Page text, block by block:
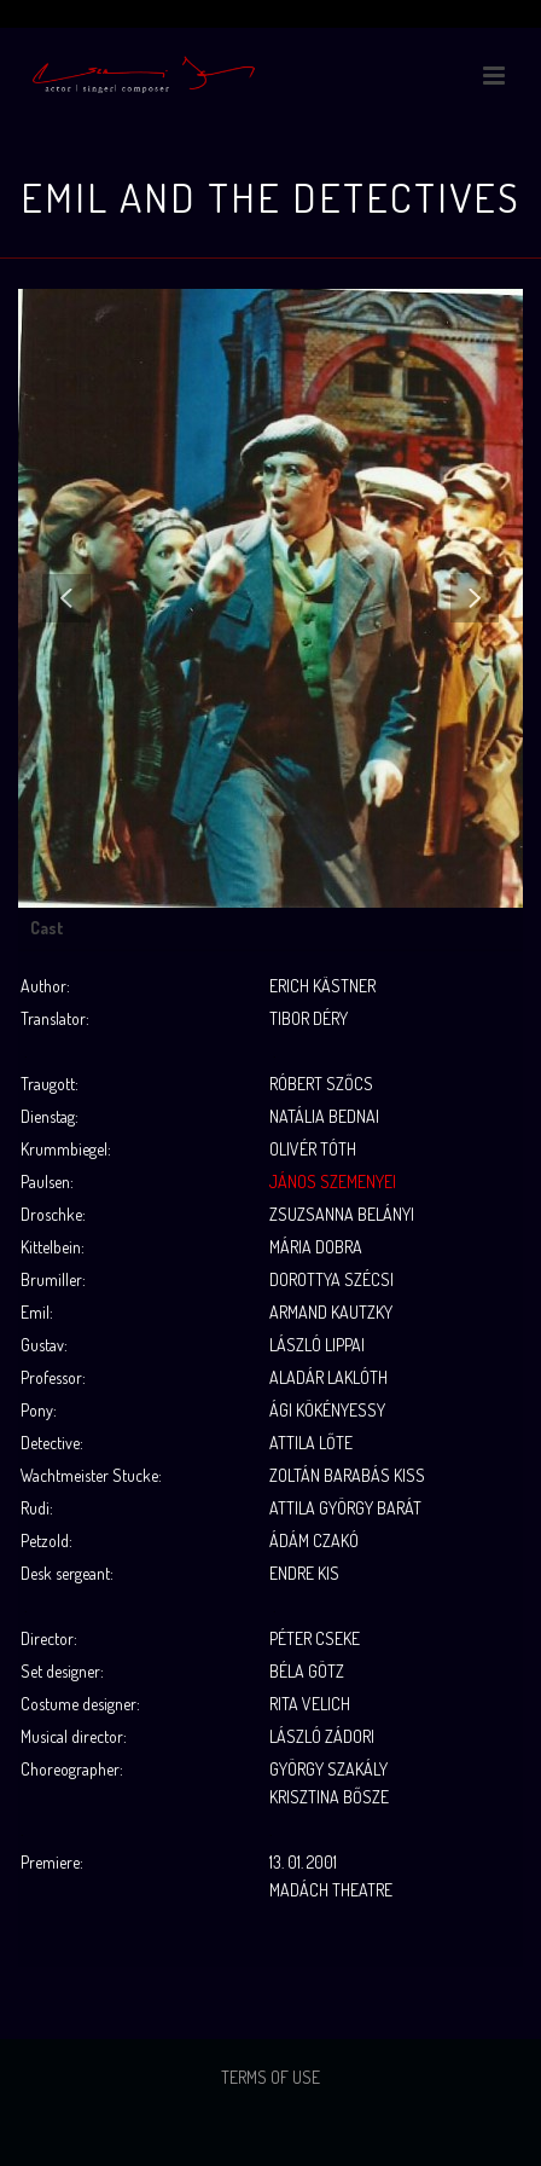
EMIL AND THE DETECTIVES
Cast
Author:
ERICH KÄSTNER
Translator:
TIBOR DÉRY
Traugott:
RÓBERT SZŐCS
Dienstag:
NATÁLIA BEDNAI
Krummbiegel:
OLIVÉR TÓTH
Paulsen:
JÁNOS SZEMENYEI
Droschke:
ZSUZSANNA BELÁNYI
Kittelbein:
MÁRIA DOBRA
Brumiller:
DOROTTYA SZÉCSI
Emil:
ARMAND KAUTZKY
Gustav:
LÁSZLÓ LIPPAI
Professor:
ALADÁR LAKLÓTH
Pony:
ÁGI KÖKÉNYESSY
Detective:
ATTILA LŐTE
Wachtmeister Stucke:
ZOLTÁN BARABÁS KISS
Rudi:
ATTILA GYÖRGY BARÁT
Petzold:
ÁDÁM CZAKÓ
Desk sergeant:
ENDRE KIS
Director:
PÉTER CSEKE
Set designer:
BÉLA GÖTZ
Costume designer:
RITA VELICH
Musical director:
LÁSZLÓ ZÁDORI
Choreographer:
GYÖRGY SZAKÁLY
KRISZTINA BŐSZE
Premiere:
13. 01. 2001
MADÁCH THEATRE
TERMS OF USE